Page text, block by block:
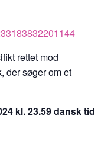
rettet mod
der søger om et
kl. 23.59 dansk tid